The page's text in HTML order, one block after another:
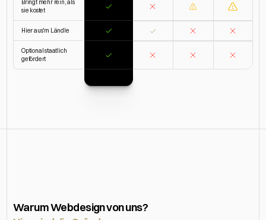
Bringt mehr rein, als
sie kostet
Hier aus'm Ländle
Optional staatlich
gefördert
Warum Webdesign von uns?